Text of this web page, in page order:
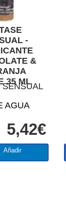
-
&
35 ML
SENSUAL
AGUA
5,42€
Añadir